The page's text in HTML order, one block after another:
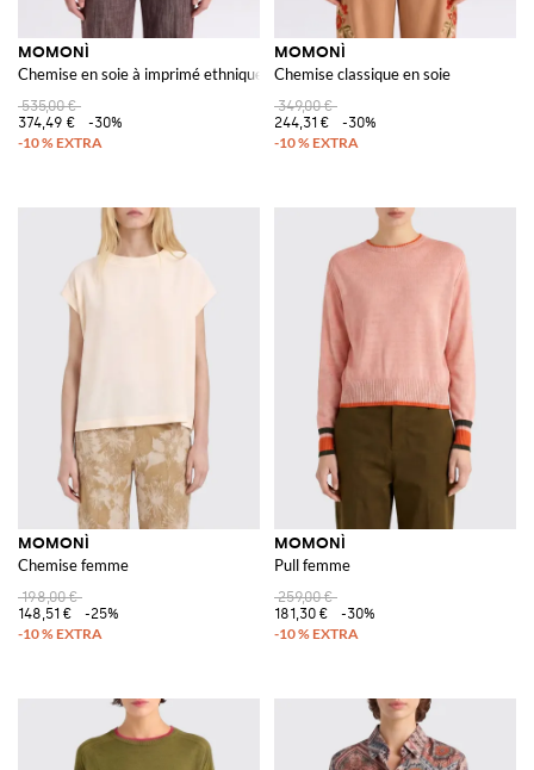
MOMONÌ
Chemise en soie à imprimé ethnique
535,00 €
374,49 €
-30%
MOMONÌ
Chemise classique en soie
349,00 €
244,31 €
-30%
MOMONÌ
Chemise femme
198,00 €
148,51 €
-25%
MOMONÌ
Pull femme
259,00 €
181,30 €
-30%